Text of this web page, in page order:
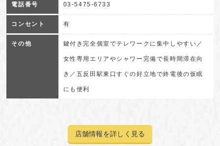
電話番号 03-5475-6733
コンセント 有
その他 鍵付き完全個室でテレワークに集中しやすい／
女性専用エリアやシャワー完備で長時間滞在向
き／五反田駅東口すぐの好立地で終電後の仮眠
にも便利
店舗情報を詳しく見る